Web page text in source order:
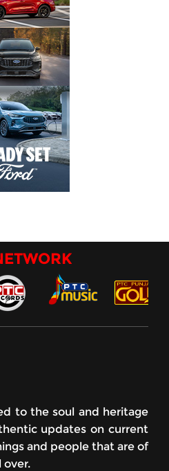
to the soul and heritage
updates on current
and people that are of
over.